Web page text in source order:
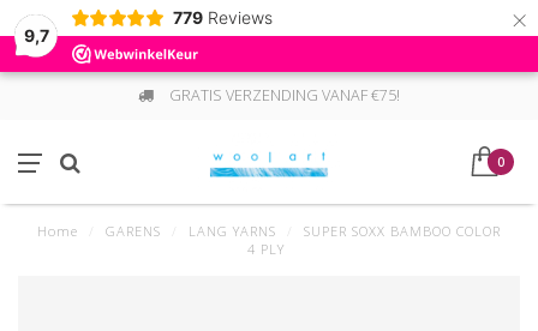
9,7
779 Reviews ×
GRATIS VERZENDING VANAF €75!
0
Home GARENS LANG YARNS
SUPER SOXX BAMBOO COLOR
4 PLY